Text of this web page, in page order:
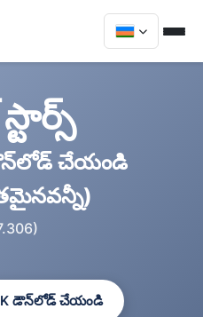
చేయండి
డౌన్‌లోడ్ చేయండి